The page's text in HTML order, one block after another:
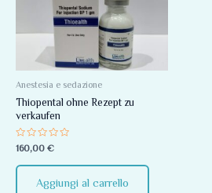
Anestesia e sedazione
Thiopental ohne Rezept zu
verkaufen
Valutato
0
su
5
160,00 €
Aggiungi al carrello